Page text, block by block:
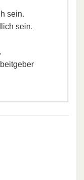
sein.
sein.